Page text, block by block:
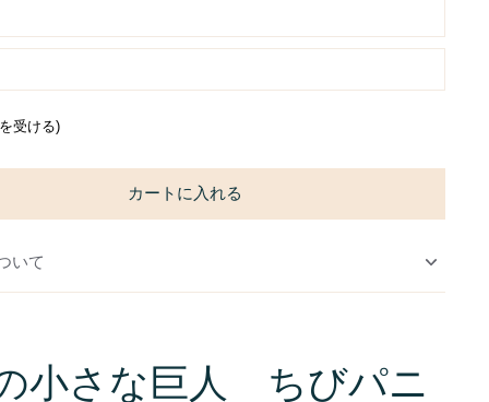
受ける)
カートに入れる
いて
小さな巨人 ちびパニ